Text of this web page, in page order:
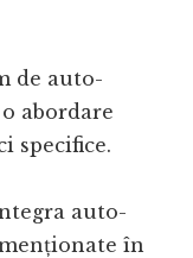
de auto-
abordare
specifice.
auto-
în